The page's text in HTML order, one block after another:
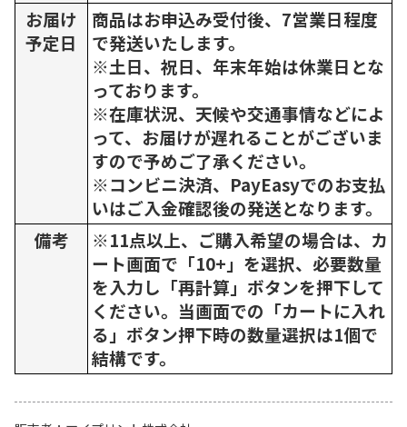
お届け
予定日
商品はお申込み受付後、7営業日程度
で発送いたします。
※土日、祝日、年末年始は休業日とな
っております。
※在庫状況、天候や交通事情などによ
って、お届けが遅れることがございま
すので予めご了承ください。
※コンビニ決済、PayEasyでのお支払
いはご入金確認後の発送となります。
備考
※11点以上、ご購入希望の場合は、カ
ート画面で「10+」を選択、必要数量
を入力し「再計算」ボタンを押下して
ください。当画面での「カートに入れ
る」ボタン押下時の数量選択は1個で
結構です。